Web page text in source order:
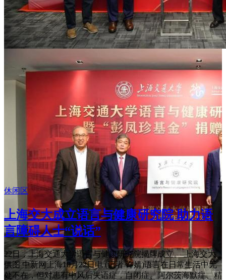
休闲区
上海交大成立语言与健康研究院 助力语
言障碍人士“说话”
22日，上海交通大学语言与健康研究院揭牌成立。 上海交大
供图 中新网上海10月22日电 (记者 许婧)语言在日常生活中无
处不在，但对患有中风后失语症，自闭症、阿尔茨海默症、精